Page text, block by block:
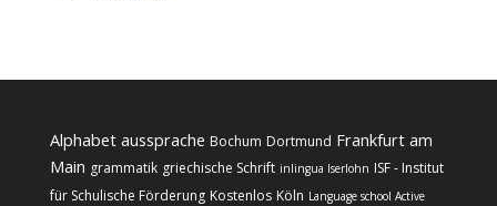
Alphabet aussprache Bochum Dortmund Frankfurt am
Main grammatik griechische Schrift inlingua Iserlohn ISF - Institut
für Schulische Förderung Kostenlos Köln Language school Active